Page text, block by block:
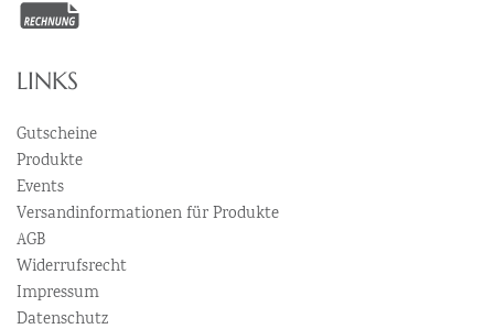
LINKS
Gutscheine
Produkte
Events
Versandinformationen für Produkte
AGB
Widerrufsrecht
Impressum
Datenschutz